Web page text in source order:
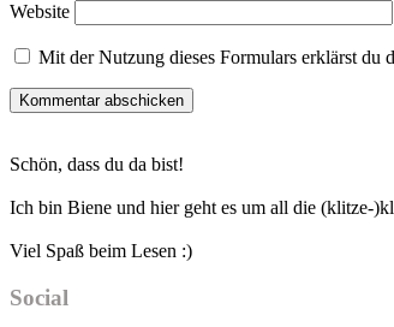
Website
Mit der Nutzung dieses Formulars erklärst du
Sidebar
Schön, dass du da bist!
Ich bin Biene und hier geht es um all die (klitze-
Viel Spaß beim Lesen :)
Social